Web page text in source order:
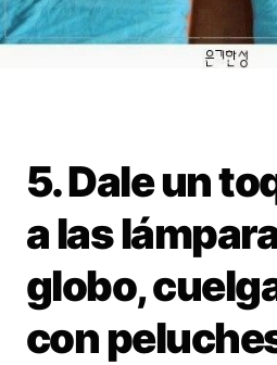
5. Dale un
a las
globo,
con